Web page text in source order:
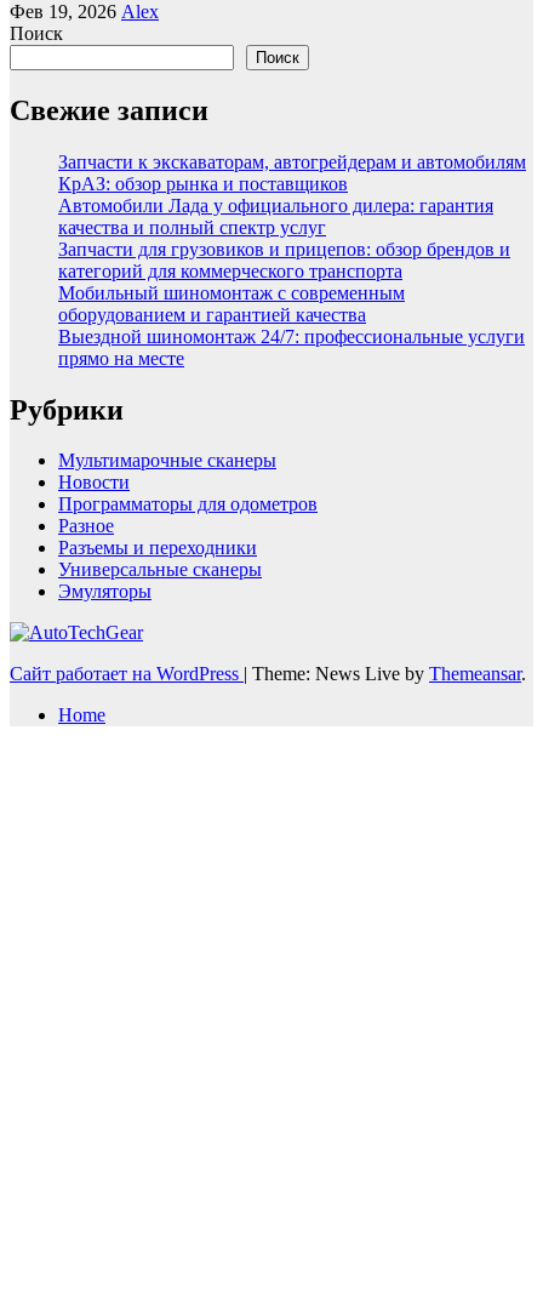
Фев 19, 2026 Alex
Поиск
Поиск
Свежие записи
Запчасти к экскаваторам, автогрейдерам и автомобилям
КрАЗ: обзор рынка и поставщиков
Автомобили Лада у официального дилера: гарантия
качества и полный спектр услуг
Запчасти для грузовиков и прицепов: обзор брендов и
категорий для коммерческого транспорта
Мобильный шиномонтаж с современным
оборудованием и гарантией качества
Выездной шиномонтаж 24/7: профессиональные услуги
прямо на месте
Рубрики
Мультимарочные сканеры
Новости
Программаторы для одометров
Разное
Разъемы и переходники
Универсальные сканеры
Эмуляторы
Сайт работает на WordPress | Theme: News Live by Themeansar.
Home